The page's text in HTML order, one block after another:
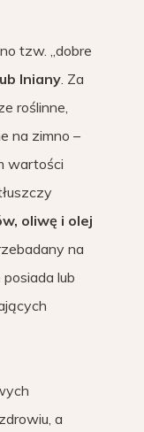
tzw. „dobre
lniany. Za
roślinne,
na zimno –
wartości
oliwę i olej
na
lub
a